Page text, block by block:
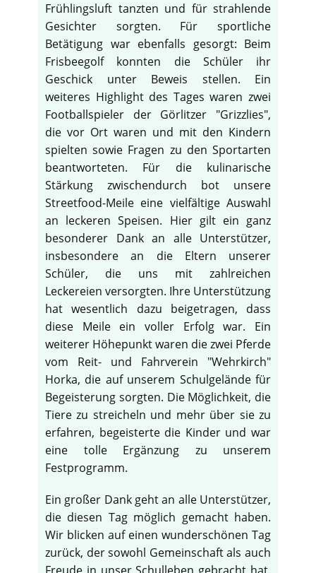
Frühlingsluft tanzten und für strahlende
Gesichter sorgten. Für sportliche
Betätigung war ebenfalls gesorgt: Beim
Frisbeegolf konnten die Schüler ihr
Geschick unter Beweis stellen. Ein
weiteres Highlight des Tages waren zwei
Footballspieler der Görlitzer "Grizzlies",
die vor Ort waren und mit den Kindern
spielten sowie Fragen zu den Sportarten
beantworteten. Für die kulinarische
Stärkung zwischendurch bot unsere
Streetfood-Meile eine vielfältige Auswahl
an leckeren Speisen. Hier gilt ein ganz
besonderer Dank an alle Unterstützer,
insbesondere an die Eltern unserer
Schüler, die uns mit zahlreichen
Leckereien versorgten. Ihre Unterstützung
hat wesentlich dazu beigetragen, dass
diese Meile ein voller Erfolg war. Ein
weiterer Höhepunkt waren die zwei Pferde
vom Reit- und Fahrverein "Wehrkirch"
Horka, die auf unserem Schulgelände für
Begeisterung sorgten. Die Möglichkeit, die
Tiere zu streicheln und mehr über sie zu
erfahren, begeisterte die Kinder und war
eine tolle Ergänzung zu unserem
Festprogramm.
Ein großer Dank geht an alle Unterstützer,
die diesen Tag möglich gemacht haben.
Wir blicken auf einen wunderschönen Tag
zurück, der sowohl Gemeinschaft als auch